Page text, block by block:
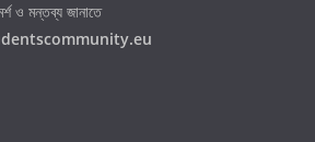
ও মন্তব্য জানাতে